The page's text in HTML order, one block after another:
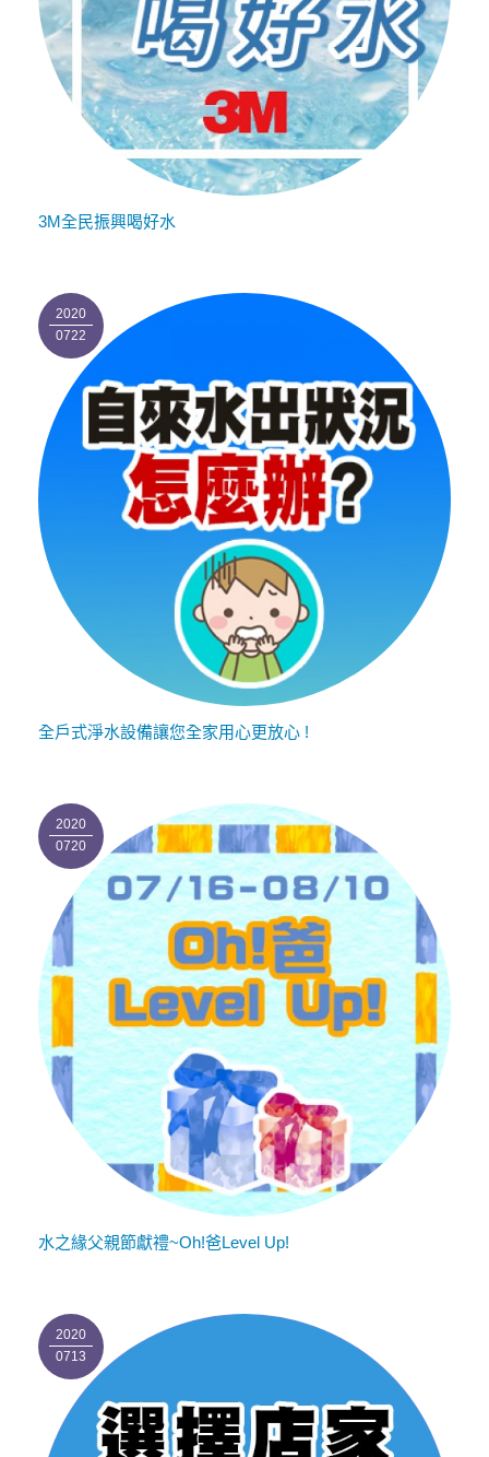
3M全民振興喝好水
2020
0722
全戶式淨水設備讓您全家用心更放心 !
2020
0720
水之緣父親節獻禮~Oh!爸Level Up!
2020
0713